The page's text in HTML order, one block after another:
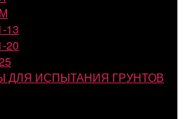
13
20
ДЛЯ ИСПЫТАНИЯ ГРУНТОВ